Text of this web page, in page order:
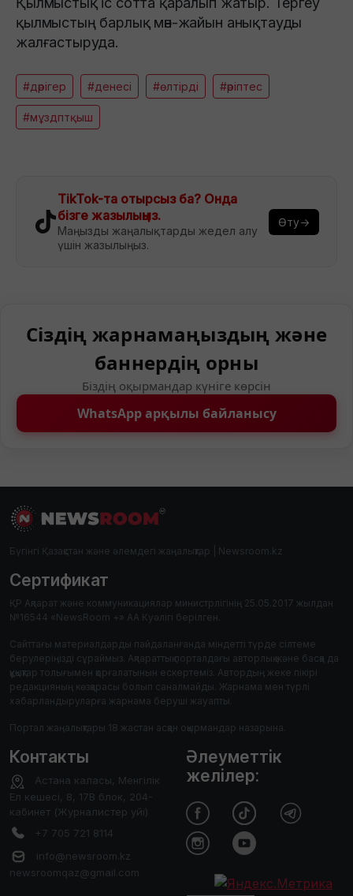
қылмыстың барлық мән-жайын анықтауды
жалғастыруда.
#дәрігер #денесі #өлтірді #әріптес
#мұздптқыш
TikTok-та отырсыз ба? Онда
бізге жазылыңыз.
Маңызды жаңалықтарды жедел алу
үшін жазылыңыз.
Өту→
Сіздің жарнамаңыздың және
баннердің орны
Біздің оқырмандар күніге көрсін
WhatsApp арқылы байланысу
Бүгінгі Қазақстан және әлемдегі жаңалықтар | Newsroom.kz
Сертификат
ҚР Ақпарат және коммуникациялар министрлігінің 25.05.2017 жылдан
№16544 «NewsRoom +» АА Куәлігі берілген.
Сайттағы материалдарды пайдаланғанда міндетті түрде сілтеме
берулеріңізді сұраймыз. Ақпараттық порталдағы авторлық және басқа да
құқықтар толығымен қорғалатынын ескертеміз. Автордың жеке пікірі
редакцияның көзқарасы болып саналмайды. Жарнама мен түрлі
хабарландыруларға жарнама беруші жауапты.
Портал жаңалықтары 18 жастан асқан оқырмандар назарына.
Контакты
Астана каласы, Менгілік
Ел кешесі, 8, 17В блок, 204-
кабинет (Журналистер уйі)
+7 705 721 8114
info@newsroom.kz
newsroomqaz@gmail.com
Әлеуметтік
желілер: